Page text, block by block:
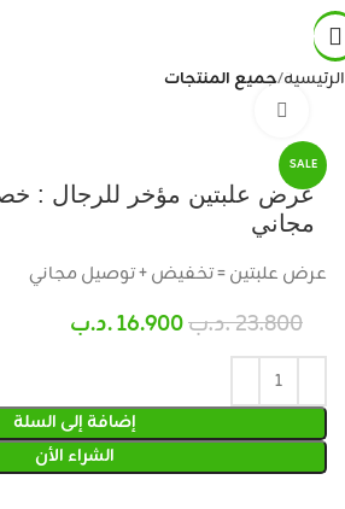
الرئيسية جميع المنتجات
SALE
مجاني
عرض علبتين = تخفيض + توصيل مجاني
23.800.د.ب16.900.د.ب
إضافة إلى السلة
الشراء الأن